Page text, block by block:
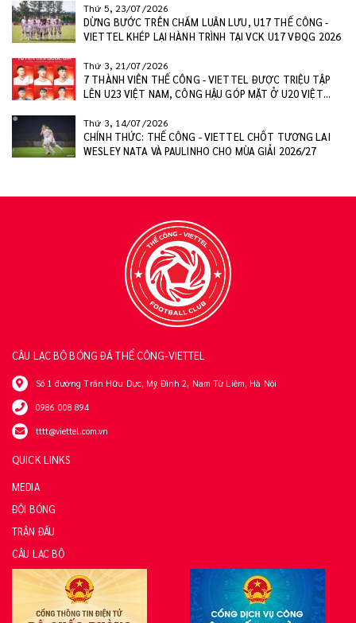
Thứ 5, 23/07/2026
DỪNG BƯỚC TRÊN CHẤM LUÂN LƯU, U17 THỂ CÔNG -
VIETTEL KHÉP LẠI HÀNH TRÌNH TẠI VCK U17 VĐQG 2026
Thứ 3, 21/07/2026
7 THÀNH VIÊN THỂ CÔNG - VIETTEL ĐƯỢC TRIỆU TẬP
LÊN U23 VIỆT NAM, CÔNG HẬU GÓP MẶT Ở U20 VIỆT
Thứ 3, 14/07/2026
CHÍNH THỨC: THỂ CÔNG - VIETTEL CHỐT TƯƠNG LAI
WESLEY NATA VÀ PAULINHO CHO MÙA GIẢI 2026/27
CÂU LẠC BỘ BÓNG ĐÁ THỂ CÔNG-VIETTEL
Số 1 đường Trần Hữu Dực, Mỹ Đình 2, Nam Từ Liêm, Hà Nội
0986 008 894
tttt@viettel.com.vn
QUICK LINKS
MEDIA
ĐỘI BÓNG
TRẬN ĐẤU
CÂU LẠC BỘ